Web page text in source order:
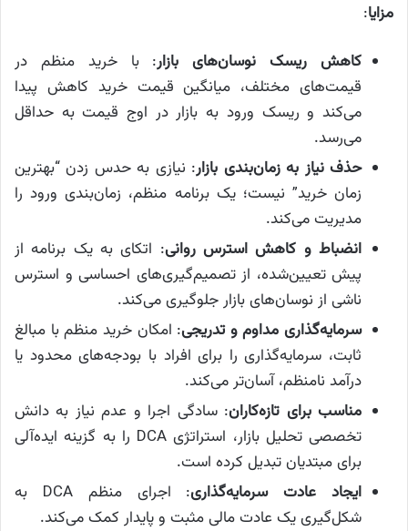
مزایا:
کاهش ریسک نوسان‌های بازار: با خرید منظم در
قیمت‌های مختلف، میانگین قیمت خرید کاهش پیدا
می‌کند و ریسک ورود به بازار در اوج قیمت به حداقل
می‌رسد.
حذف نیاز به زمان‌بندی بازار: نیازی به حدس زدن “بهترین
زمان خرید” نیست؛ یک برنامه منظم، زمان‌بندی ورود را
مدیریت می‌کند.
انضباط و کاهش استرس روانی: اتکای به یک برنامه از
پیش تعیین‌شده، از تصمیم‌گیری‌های احساسی و استرس
ناشی از نوسان‌های بازار جلوگیری می‌کند.
سرمایه‌گذاری مداوم و تدریجی: امکان خرید منظم با مبالغ
ثابت، سرمایه‌گذاری را برای افراد با بودجه‌های محدود یا
درآمد نامنظم، آسان‌تر می‌کند.
مناسب برای تازه‌کاران: سادگی اجرا و عدم نیاز به دانش
تخصصی تحلیل بازار، استراتژی DCA را به گزینه‌ ایده‌آلی
برای مبتدیان تبدیل کرده است.
ایجاد عادت سرمایه‌گذاری
: اجرای منظم DCA به
شکل‌گیری یک عادت مالی مثبت و پایدار کمک می‌کند.